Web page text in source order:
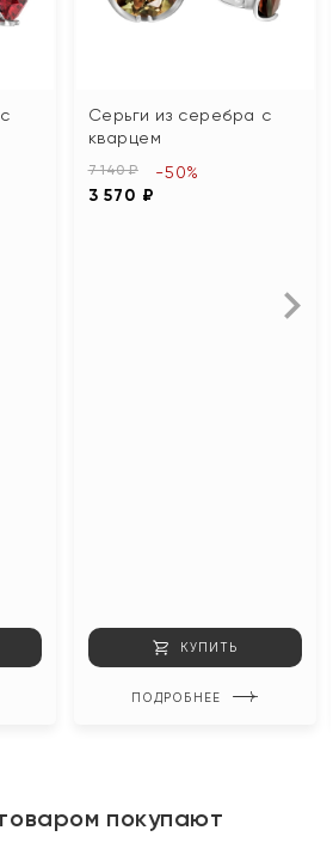
Серьги из серебра с
кварцем
7 140 ₽
3 570 ₽
-50%
КУПИТЬ
ПОДРОБНЕЕ
покупают